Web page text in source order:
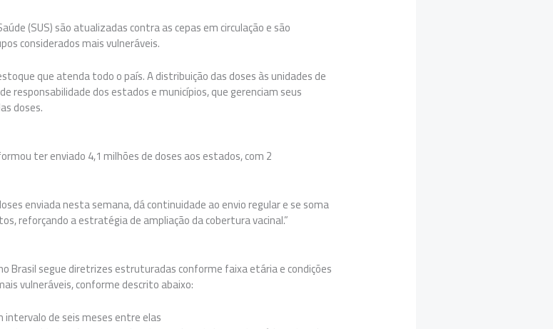
(SUS) são atualizadas contra as cepas em circulação e são
considerados mais vulneráveis.
que atenda todo o país. A distribuição das doses às unidades de
responsabilidade dos estados e municípios, que gerenciam seus
doses.
ter enviado 4,1 milhões de doses aos estados, com 2
enviada nesta semana, dá continuidade ao envio regular e se soma
reforçando a estratégia de ampliação da cobertura vacinal.”
Brasil segue diretrizes estruturadas conforme faixa etária e condições
vulneráveis, conforme descrito abaixo:
intervalo de seis meses entre elas